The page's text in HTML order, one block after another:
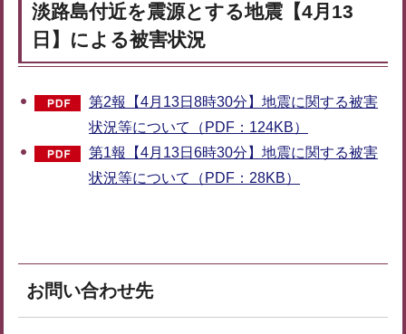
淡路島付近を震源とする地震【4月13
日】による被害状況
第2報【4月13日8時30分】地震に関する被害
状況等について（PDF：124KB）
第1報【4月13日6時30分】地震に関する被害
状況等について（PDF：28KB）
お問い合わせ先